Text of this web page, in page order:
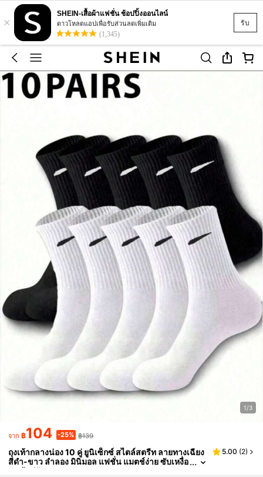
รับ
×
SHEIN-เสื้อผ้าแฟชั่น ช้อปปิ้งออนไลน์
ดาวโหลดแอปเพื่อรับส่วนลดเพิ่มเติม
(1,345)
1/3
จาก ฿104 -25% ฿139
ถุงเท้ากลางน่อง 10 คู่ ยูนิเซ็กซ์ สไตล์สตรีท ลายทางเฉียง
สีดำ-ขาว ลำลอง มินิมอล แฟชั่น แมตช์ง่าย ซับเหงื่อ
ถุงเท้าคู่รัก
5.00 (2)